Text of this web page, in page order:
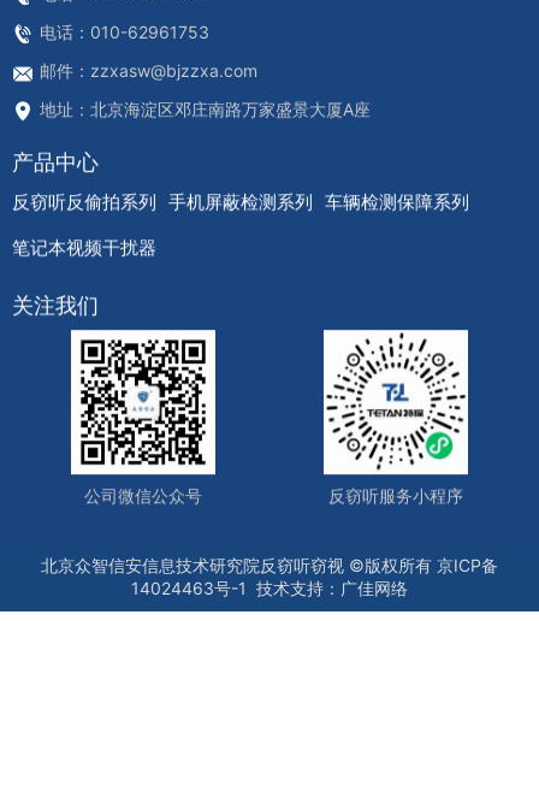
电话：010-62961753
邮件：zzxasw@bjzzxa.com
地址：北京海淀区邓庄南路万家盛景大厦A座
产品中心
反窃听反偷拍系列 手机屏蔽检测系列 车辆检测保障系列
笔记本视频干扰器
关注我们
公司微信公众号 反窃听服务小程序
北京众智信安信息技术研究院反窃听窃视 ©版权所有 京ICP备
14024463号-1 技术支持： 广佳网络